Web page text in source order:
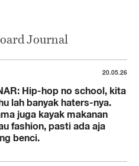
Journal
20.05.26
Hip-hop no school, kita
lah banyak haters-nya.
juga kayak makanan
fashion, pasti ada aja
benci.